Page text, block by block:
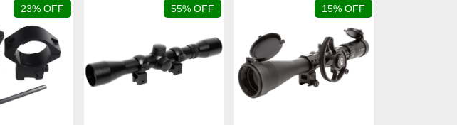
23% OFF 55% OFF 15% OFF